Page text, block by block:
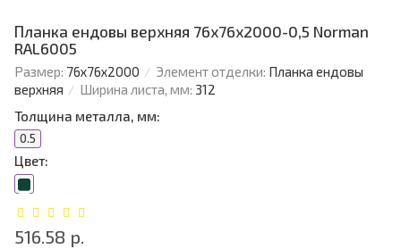
Планка ендовы верхняя 76х76х2000-0,5 Norman
RAL6005
Размер: 76х76х2000 Элемент отделки: Планка ендовы
верхняя
Ширина листа, мм: 312
Толщина металла, мм:
0.5
Цвет:
516.58 р.